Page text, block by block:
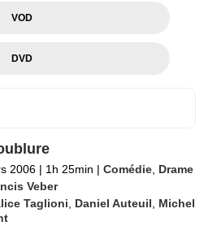
VOD
DVD
2006 | 1h 25min | Comédie, Drame
Veber
Taglioni, Daniel Auteuil, Michel